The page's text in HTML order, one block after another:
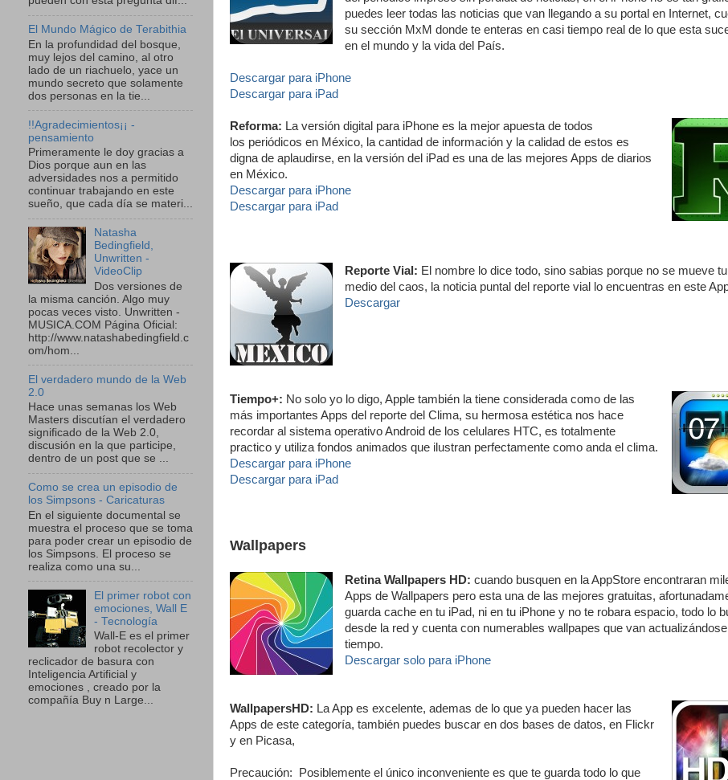
puedes leer todas las noticias que van llegando a su portal en Internet,
su sección MxM donde te enteras en casi tiempo real de lo que esta
en el mundo y la vida del País.
Descargar para iPhone
Descargar para iPad
Reforma: La versión digital para iPhone es la mejor apuesta de todos
los periódicos en México, la cantidad de información y la calidad de estos es
digna de aplaudirse, en la versión del iPad es una de las mejores Apps de diarios
en México.
Descargar para iPhone
Descargar para iPad
Reporte Vial: El nombre lo dice todo, sino sabias porque no se mueve
medio del caos, la noticia puntal del reporte vial lo encuentras en este
Descargar
Tiempo+: No solo yo lo digo, Apple también la tiene considerada como de las
más importantes Apps del reporte del Clima, su hermosa estética nos hace
recordar al sistema operativo Android de los celulares HTC, es totalmente
practico y utiliza fondos animados que ilustran perfectamente como anda el clima.
Descargar para iPhone
Descargar para iPad
Wallpapers
Retina Wallpapers HD: cuando busquen en la AppStore encontraran
Apps de Wallpapers pero esta una de las mejores gratuitas,
guarda cache en tu iPad, ni en tu iPhone y no te robara espacio, todo lo
desde la red y cuenta con numerables wallpapes que van actualizándose
tiempo.
Descargar solo para iPhone
WallpapersHD: La App es excelente, ademas de lo que ya pueden hacer las
Apps de este categoría, también puedes buscar en dos bases de datos, en Flickr
y en Picasa,
Precaución: Posiblemente el único inconveniente es que te guarda todo lo que
El Mundo Mágico de Terabithia
En la profundidad del bosque,
muy lejos del camino, al otro
lado de un riachuelo, yace un
mundo secreto que solamente
dos personas en la tie...
!!Agradecimientos¡¡ -
pensamiento
Primeramente le doy gracias a
Dios porque aun en las
adversidades nos a permitido
continuar trabajando en este
sueño, que cada día se materi...
Natasha
Bedingfield,
Unwritten -
VideoClip
Dos versiones de
la misma canción. Algo muy
pocas veces visto. Unwritten -
MUSICA.COM Página Oficial:
http://www.natashabedingfield.c
om/hom...
El verdadero mundo de la Web
2.0
Hace unas semanas los Web
Masters discutían el verdadero
significado de la Web 2.0,
discusión en la que participe,
dentro de un post que se ...
Como se crea un episodio de
los Simpsons - Caricaturas
En el siguiente documental se
muestra el proceso que se toma
para poder crear un episodio de
los Simpsons. El proceso se
realiza como una su...
El primer robot con
emociones, Wall E
- Tecnología
Wall-E es el primer
robot recolector y
reclicador de basura con
Inteligencia Artificial y
emociones , creado por la
compañía Buy n Large...